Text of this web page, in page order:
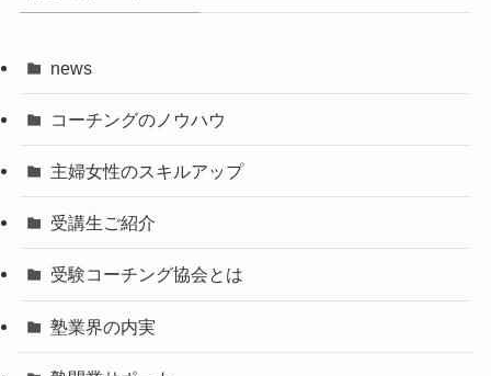
news
コーチングのノウハウ
主婦女性のスキルアップ
受講生ご紹介
受験コーチング協会とは
塾業界の内実